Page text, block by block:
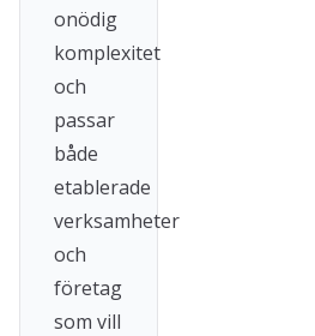
onödig
komplexitet
och
passar
både
etablerade
verksamheter
och
företag
som vill